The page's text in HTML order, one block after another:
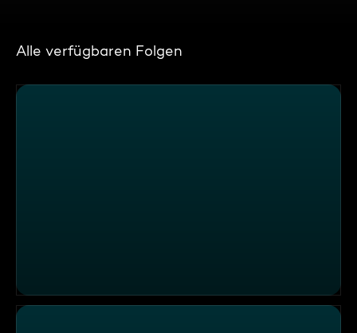
Alle verfügbaren Folgen
Namasté München - der beste Inder in München